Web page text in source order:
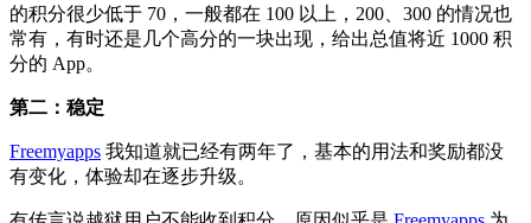
的积分很少低于 70，一般都在 100 以上，200、300 的情况也
常有，有时还是几个高分的一块出现，给出总值将近 1000 积
分的 App。
第二：稳定
Freemyapps 我知道就已经有两年了，基本的用法和奖励都没
有变化，体验却在逐步升级。